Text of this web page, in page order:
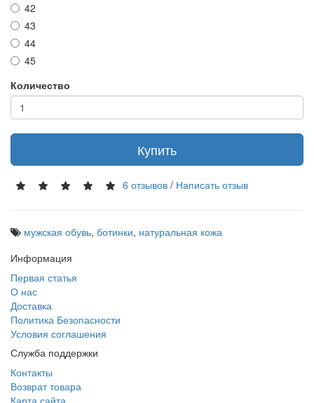
42
43
44
45
Количество
Купить
6 отзывов / Написать отзыв
мужская обувь, ботинки, натуральная кожа
Информация
Первая статья
О нас
Доставка
Политика Безопасности
Условия соглашения
Служба поддержки
Контакты
Возврат товара
Карта сайта